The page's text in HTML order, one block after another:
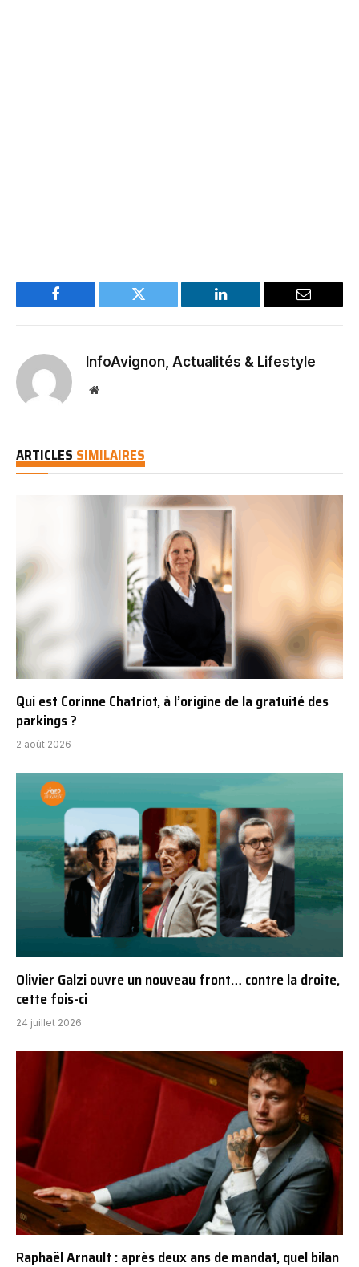
Facebook Twitter LinkedIn Email
InfoAvignon, Actualités & Lifestyle
Website
ARTICLES SIMILAIRES
Qui est Corinne Chatriot, à l’origine de la gratuité des
parkings ?
2 août 2026
Olivier Galzi ouvre un nouveau front… contre la droite,
cette fois-ci
24 juillet 2026
Raphaël Arnault : après deux ans de mandat, quel bilan